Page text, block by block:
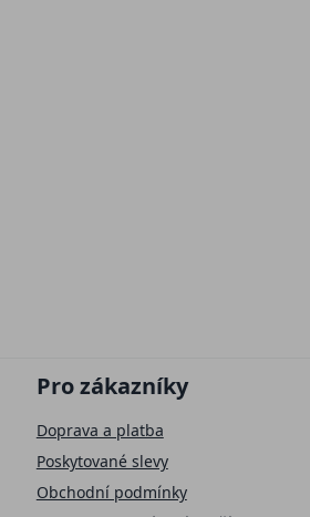
Pro zákazníky
Doprava a platba
Poskytované slevy
Obchodní podmínky